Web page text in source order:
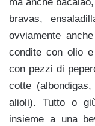
ma anche
bravas,
ovviamente
condite con olio
con pezzi di
cotte
alioli). Tutto o
insieme a una